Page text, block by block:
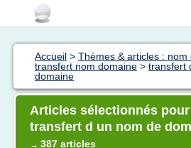
Accueil > Thèmes & articles :
transfert nom domaine > transfert
domaine
Articles sélectionnés
transfert d un nom de
→ 387 articles